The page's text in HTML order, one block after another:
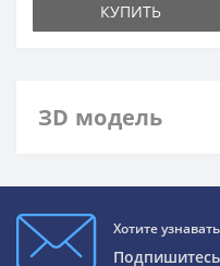
КУПИТЬ
ЗD модель
Хотите